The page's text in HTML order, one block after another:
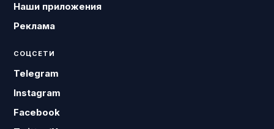
Наши приложения
Реклама
СОЦСЕТИ
Telegram
Instagram
Facebook